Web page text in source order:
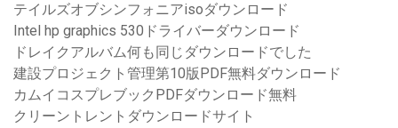
テイルズオブシンフォニアisoダウンロード
Intel hp graphics 530ドライバーダウンロード
ドレイクアルバム何も同じダウンロードでした
建設プロジェクト管理第10版PDF無料ダウンロード
カムイコスプレブックPDFダウンロード無料
クリーントレントダウンロードサイト